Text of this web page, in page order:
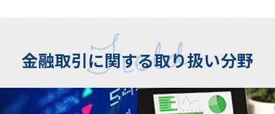
金融取引に関する取り扱い分野